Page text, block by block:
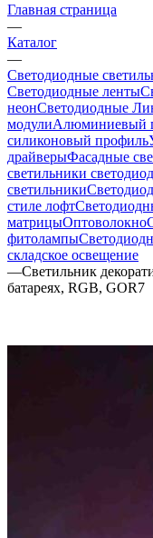
Главная страница
—
Каталог
—
Светодиодные
Светодиодные ленты
неонСветодиодные
модулиАлюминиевый
силиконовый профиль
драйверыФасадные
светильники
светильники
стиле лофт
матрицыОптоволокно
фитолампы
складское освещение
—Светильник
батареях, RGB, GOR7